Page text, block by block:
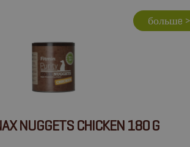
большe >
NUGGETS CHICKEN 180 G